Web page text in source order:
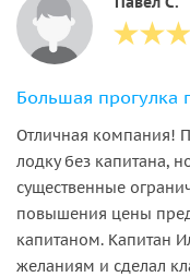
Отличная компания!
лодку без капитана,
существенные
повышения цены
капитаном. Капитан
желаниям и сделал